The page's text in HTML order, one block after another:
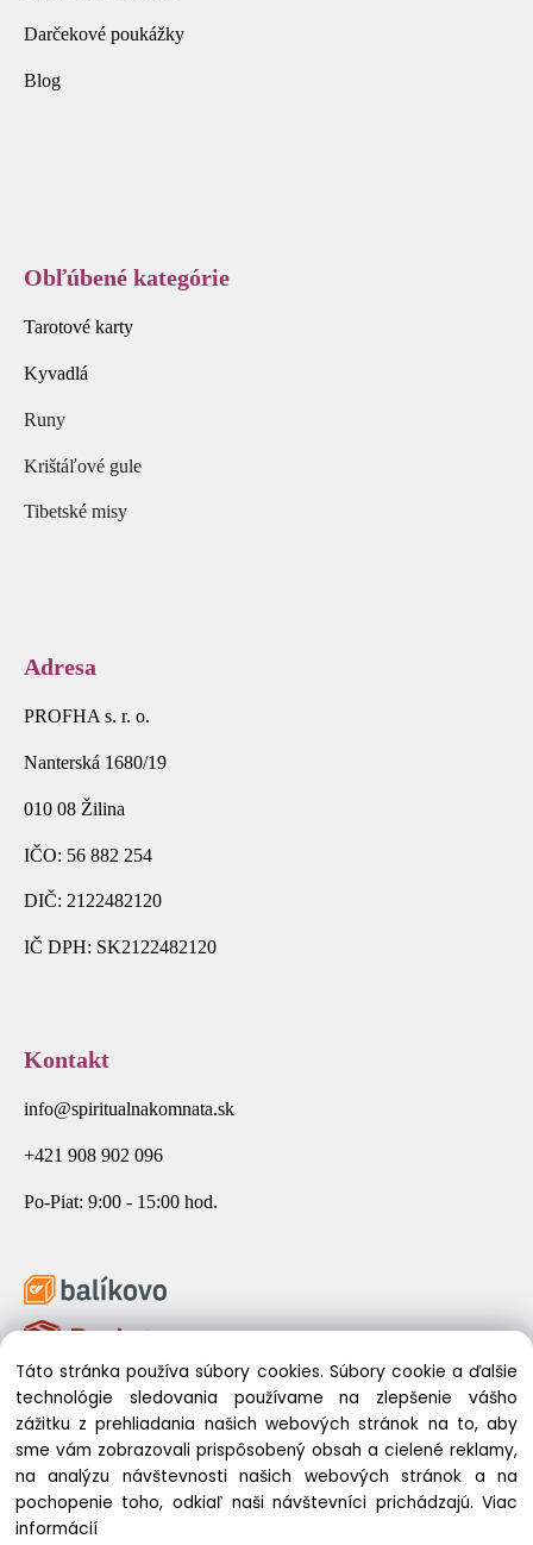
Darčekové poukážky
Blog
Obľúbené kategórie
Tarotové karty
Kyvadlá
Runy
Krištáľové gule
Tibetské misy
Adresa
PROFHA s. r. o.
Nanterská 1680/19
010 08 Žilina
IČO: 56 882 254
DIČ: 2122482120
IČ DPH: SK2122482120
Kontakt
info@spiritualnakomnata.sk
+421 908 902 096
Po-Piat: 9:00 - 15:00 hod.
© 2026 Spirituálna Komnata. Všetky práva vyhradené.
Táto stránka používa súbory cookies. Súbory cookie a ďalšie
technológie sledovania používame na zlepšenie vášho
zážitku z prehliadania našich webových stránok na to, aby
sme vám zobrazovali prispôsobený obsah a cielené reklamy,
na analýzu návštevnosti našich webových stránok a na
pochopenie toho, odkiaľ naši návštevníci prichádzajú.Viac
informácií